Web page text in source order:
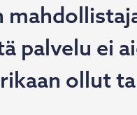
palvelu ei
ollut